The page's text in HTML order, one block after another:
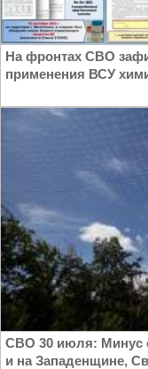
На фронтах СВО
применения ВСУ
СВО 30 июля: Минус
и на Западенщине,